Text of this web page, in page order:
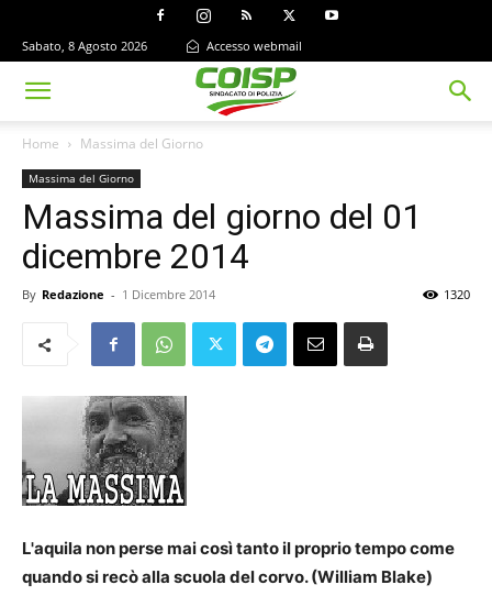
Sabato, 8 Agosto 2026 Accesso webmail
Home Massima del Giorno
Massima del Giorno
Massima del giorno del 01
dicembre 2014
By Redazione - 1 Dicembre 2014 1320
L'aquila non perse mai così tanto il proprio tempo come
quando si recò alla scuola del corvo. (William Blake)